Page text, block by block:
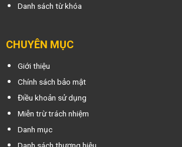
Danh sách từ khóa
CHUYÊN MỤC
Giới thiệu
Chính sách bảo mật
Điều khoản sử dụng
Miễn trừ trách nhiệm
Danh mục